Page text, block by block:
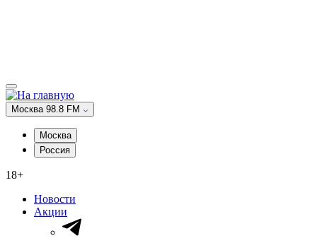
Москва 98.8 FM
Москва
Россия
18+
Новости
Акции